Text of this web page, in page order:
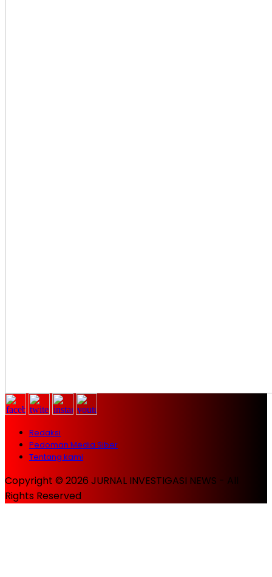
Redaksi
Pedoman Media Siber
Tentang kami
Copyright © 2026 JURNAL INVESTIGASI NEWS - All
Rights Reserved